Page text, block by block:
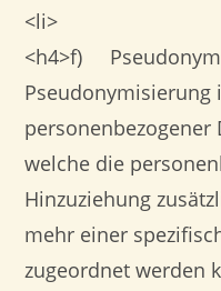
<li>
<h4>f)
Pseudonymisierung
personenbezogener
welche die
Hinzuziehung
mehr einer
zugeordnet werden